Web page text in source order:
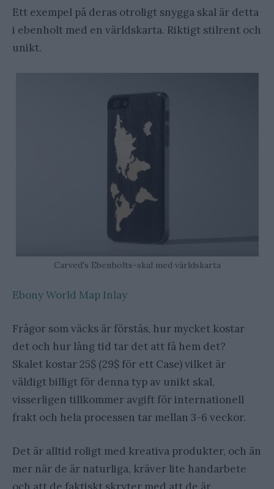
Ett exempel på deras otroligt snygga skal är detta
i ebenholt med en världskarta. Riktigt stilrent och
unikt.
Carved's Ebenholts-skal med världskarta
Ebony World Map Inlay
Frågor som väcks är förstås, hur mycket kostar
det och hur lång tid tar det att få hem det?
Skalet kostar 25$ (29$ för ett Case) vilket är
väldigt billigt för denna typ av unikt skal,
visserligen tillkommer avgift för internationell
frakt och hela processen tar mellan 3-6 veckor.
Det är alltid roligt med kreativa produkter, och än
mer när de är naturliga, kräver lite handarbete